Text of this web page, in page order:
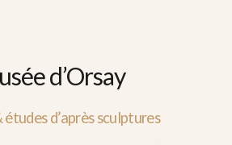
d’Orsay
études d’après sculptures